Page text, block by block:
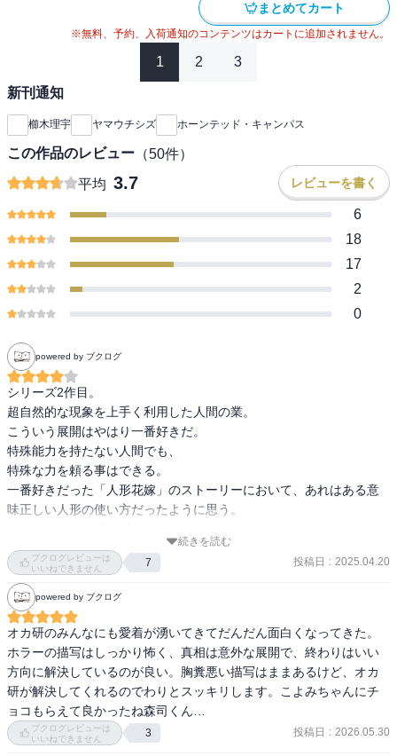
まとめてカート
※無料、予約、入荷通知のコンテンツはカートに追加されません。
1 2 3
新刊通知
櫛木理宇 ヤマウチシズ ホーンテッド・キャンパス
この作品のレビュー （50件）
平均 3.7 レビューを書く
6
18
17
2
0
powered by ブクログ
シリーズ2作目。
超自然的な現象を上手く利用した人間の業。
こういう展開はやはり一番好きだ。
特殊能力を持たない人間でも、
特殊な力を頼る事はできる。
一番好きだった「人形花嫁」のストーリーにおいて、あれはある意
味正しい人形の使い方だったように思う。
正に因果応報な結末は思わず北叟笑んでしまった。
森司とこよみの関係がすこーしずつ動き始めているのもまた一興。
続きを読む
ブクログレビューは
いいねできません
7 投稿日 : 2025.04.20
powered by ブクログ
オカ研のみんなにも愛着が湧いてきてだんだん面白くなってきた。
ホラーの描写はしっかり怖く、真相は意外な展開で、終わりはいい
方向に解決しているのが良い。胸糞悪い描写はままあるけど、オカ
研が解決してくれるのでわりとスッキリします。こよみちゃんにチ
ョコもらえて良かったね森司くん…
ブクログレビューは
いいねできません
3 投稿日 : 2026.05.30